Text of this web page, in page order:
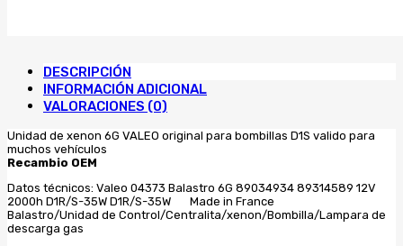
Exeo
VW
BMW
cantidad
DESCRIPCIÓN
INFORMACIÓN ADICIONAL
VALORACIONES (0)
Unidad de xenon 6G VALEO original para bombillas D1S valido para
muchos vehículos
Recambio OEM
Datos técnicos: Valeo 04373 Balastro 6G 89034934 89314589 12V
2000h D1R/S-35W D1R/S-35W Made in France
Balastro/Unidad de Control/Centralita/xenon/Bombilla/Lampara de
descarga gas